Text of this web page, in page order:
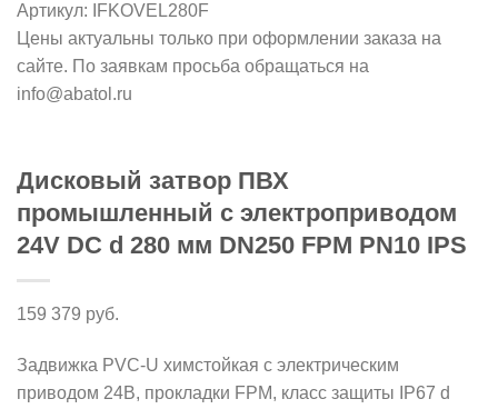
Артикул:
IFKOVEL280F
Цены актуальны только при оформлении заказа на
сайте. По заявкам просьба обращаться на
info@abatol.ru
Дисковый затвор ПВХ
промышленный с электроприводом
24V DC d 280 мм DN250 FPM PN10 IPS
159 379 руб.
Задвижка PVC-U химстойкая с электрическим
приводом 24В, прокладки FPM, класс защиты IP67 d